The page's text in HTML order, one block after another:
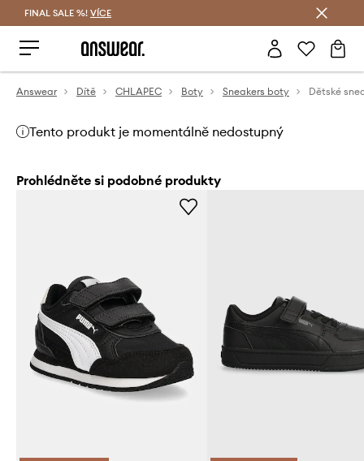
FINAL SALE %! VÍCE
Answear Dítě CHLAPEC Boty Sneakers boty
Tento produkt je momentálně nedostupný
Prohlédněte si podobné produkty